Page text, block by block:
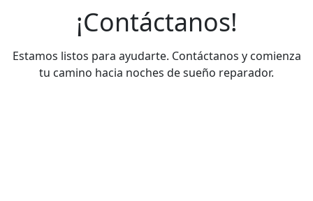
¡Contáctanos!
Estamos listos para ayudarte. Contáctanos y comienza
tu camino hacia noches de sueño reparador.